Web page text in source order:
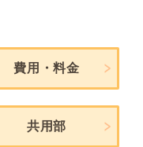
費用・料金
共用部